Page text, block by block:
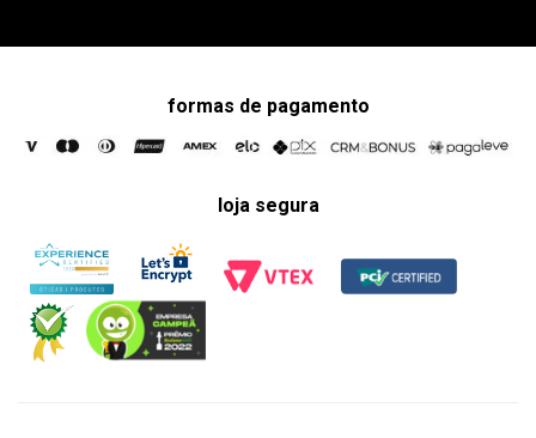
formas de pagamento
loja segura